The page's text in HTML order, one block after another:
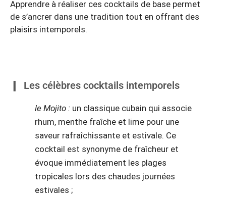
Apprendre à réaliser ces cocktails de base permet
de s’ancrer dans une tradition tout en offrant des
plaisirs intemporels.
Les célèbres cocktails intemporels
le Mojito : un classique cubain qui associe
rhum, menthe fraîche et lime pour une
saveur rafraîchissante et estivale. Ce
cocktail est synonyme de fraîcheur et
évoque immédiatement les plages
tropicales lors des chaudes journées
estivales ;